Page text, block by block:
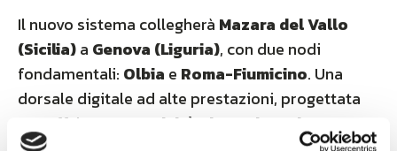
Il nuovo sistema collegherà Mazara del Vallo
(Sicilia)a Genova (Liguria), con due nodi
fondamentali: Olbia e Roma-Fiumicino. Una
dorsale digitale ad alte prestazioni, progettata
per offrire
connettività ultraveloce
bassa